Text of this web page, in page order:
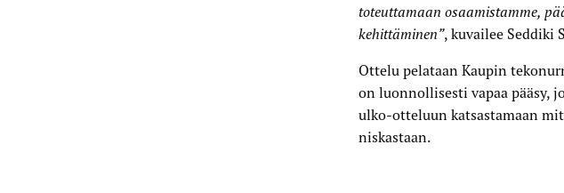
toteuttamaan osaamistamme,
kehittäminen”, kuvailee
Ottelu pelataan Kaupin
on luonnollisesti vapaa pääsy,
ulko-otteluun katsastamaan
niskastaan.